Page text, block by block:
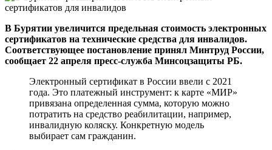
В Бурятии увеличится предельная стоимость электронных
сертификатов на технические средства для инвалидов.
Соответствующее постановление принял Минтруд России,
сообщает 22 апреля пресс-служба Минсоцзащиты РБ.
Электронный сертификат в России ввели с 2021
года. Это платежный инструмент: к карте «МИР»
привязана определенная сумма, которую можно
потратить на средство реабилитации, например,
инвалидную коляску. Конкретную модель
выбирает сам гражданин.